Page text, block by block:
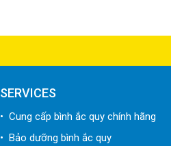
SERVICES
• Cung cấp bình ắc quy chính hãng
• Bảo dưỡng bình ắc quy